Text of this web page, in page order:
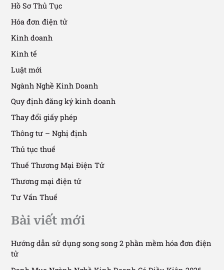
Hồ Sơ Thủ Tục
Hóa đơn điện tử
Kinh doanh
Kinh tế
Luật mới
Ngành Nghề Kinh Doanh
Quy định đăng ký kinh doanh
Thay đổi giấy phép
Thông tư – Nghị định
Thủ tục thuế
Thuế Thương Mại Điện Tử
Thương mại điện tử
Tư Vấn Thuế
Bài viết mới
Hướng dẫn sử dụng song song 2 phần mềm hóa đơn điện
tử